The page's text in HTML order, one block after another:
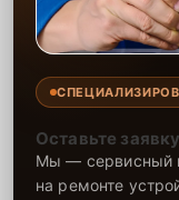
Оставьте
Мы — сервисный
на ремонте